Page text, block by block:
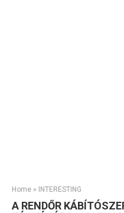
Home » INTERESTING
A RENDŐR